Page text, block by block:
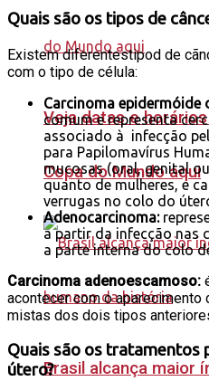
Veja datas e
Copa do Mundo aqui
Brasil alcança maior
Quais são os tipos de
Existem diferentestipod de
com o tipo de célula:
Carcinoma epidermóide
comum e representa
associado à infecção
para Papilomavírus
mucosas (oral, genital
quanto de mulheres, e
verrugas no colo do
Adenocarcinoma:
a partir da infecção nas
a parte interna do colo
Carcinoma adenoescamoso:
acontecer com o
mistas dos dois tipos
Quais são os tratamentos
útero?